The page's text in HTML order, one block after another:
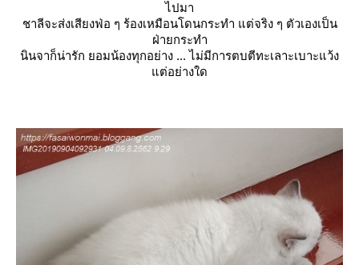
ไปมา
ชาลีจะส่งเสียงฟ่อ ๆ ร้องเหมือนโดนกระทำ แต่จริง ๆ ตัวเองเป็น
ฝ่ายกระทำ
นินจาก็น่ารัก ยอมน้องทุกอย่าง ... ไม่มีการตบตีทะเลาะเบาะแว้ง
ต่อย่างใด